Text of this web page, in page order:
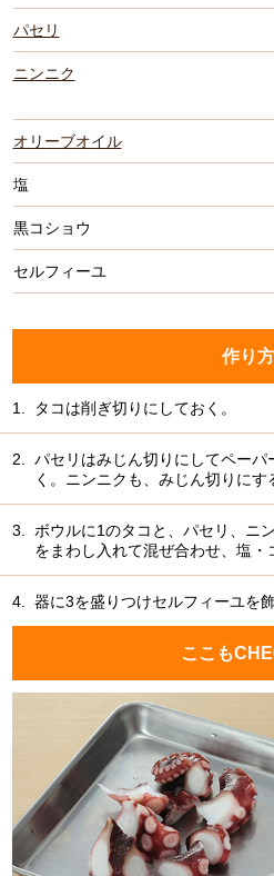
パセリ
ニンニク
オリーブオイル
塩
黒コショウ
セルフィーユ
作り方
1. タコは削ぎ切りにしておく。
2.
パセリはみじん切りにしてペーパ
く。ニンニクも、みじん切りにす
3.
ボウルに1のタコと、パセリ、ニ
をまわし入れて混ぜ合わせ、塩・
4. 器に3を盛りつけセルフィーユを飾
ここも